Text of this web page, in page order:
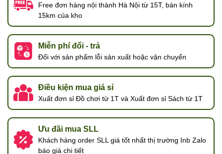
Free đơn hàng nội thành Hà Nội từ 15T, bán kính
15km của kho
Miễn phí đổi - trả
Đối với sản phẩm lỗi sản xuất hoặc vận chuyển
Điều kiện mua giá sỉ
Xuất đơn sỉ Đồ chơi từ 1T và Xuất đơn sỉ Sách từ 1T
Ưu đãi mua SLL
Khách hàng order SLL giá tốt nhất thị trường Inb Zalo
báo giá chi tiết